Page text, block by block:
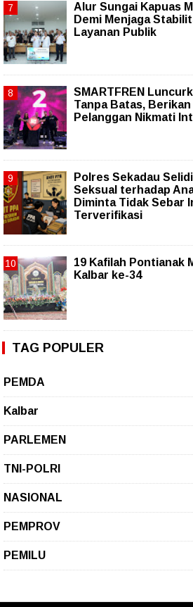
Alur Sungai Kapuas
Demi Menjaga
Layanan Publik
SMARTFREN
Tanpa Batas,
Pelanggan Nikmati
Polres Sekadau
Seksual terhadap
Diminta Tidak Sebar
Terverifikasi
19 Kafilah Pontianak
Kalbar ke-34
TAG POPULER
PEMDA
Kalbar
PARLEMEN
TNI-POLRI
NASIONAL
PEMPROV
PEMILU